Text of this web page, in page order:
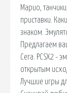
Марио,
приставки.
знаком.
Предлагаем
Сега. PCSX2 -
открытым
Лучшие игры